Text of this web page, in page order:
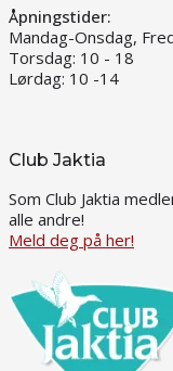
Åpningstider:
Mandag-Onsdag,
Torsdag: 10 - 18
Lørdag: 10 -14
Club Jaktia
Som Club Jaktia
alle andre!
Meld deg på her!